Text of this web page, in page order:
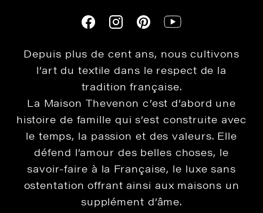
Depuis plus de cent ans, nous cultivons
l’art du textile dans le respect de la
tradition française.
La Maison Thevenon c’est d’abord une
histoire de famille qui s’est construite avec
le temps, la passion et des valeurs. Elle
défend l’amour des belles choses, le
savoir-faire à la Française, le luxe sans
ostentation offrant ainsi aux maisons un
supplément d’âme.